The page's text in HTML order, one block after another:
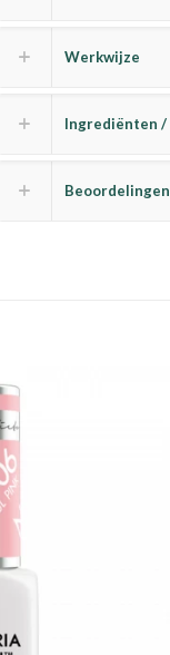
Werkwijze
Ingrediënten /
Beoordelingen